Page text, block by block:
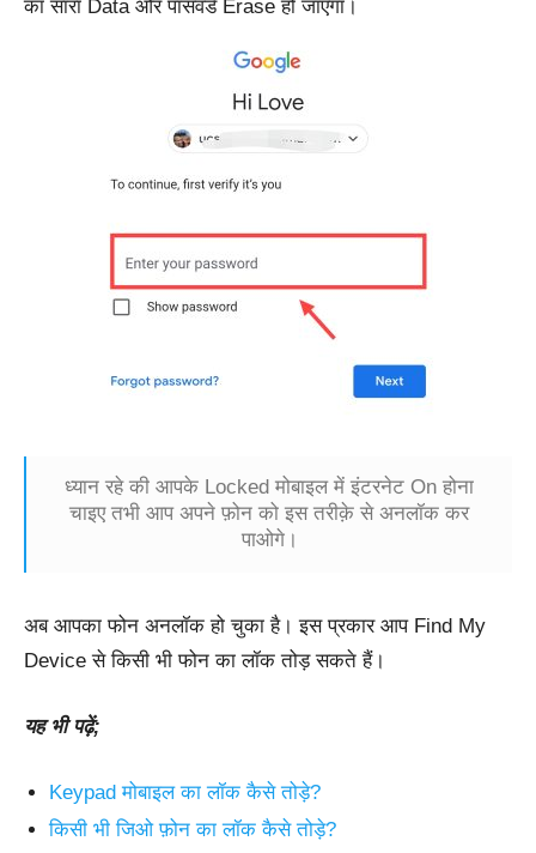
का सारा Data और पासवर्ड Erase हो जाएगा।
ध्यान रहे की आपके Locked मोबाइल में इंटरनेट On होना
चाइए तभी आप अपने फ़ोन को इस तरीक़े से अनलॉक कर
पाओगे।
अब आपका फोन अनलॉक हो चुका है। इस प्रकार आप Find My
Device से किसी भी फोन का लॉक तोड़ सकते हैं।
यह भी पढ़ें;
Keypad मोबाइल का लॉक कैसे तोड़े?
किसी भी जिओ फ़ोन का लॉक कैसे तोड़े?